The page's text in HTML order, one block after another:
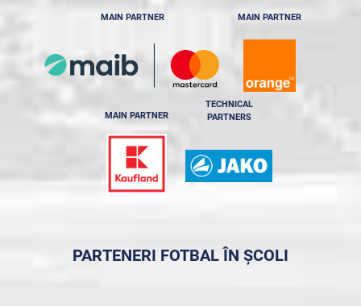
MAIN PARTNER MAIN PARTNER
MAIN PARTNER
TECHNICAL
PARTNERS
PARTENERI FOTBAL ÎN ȘCOLI